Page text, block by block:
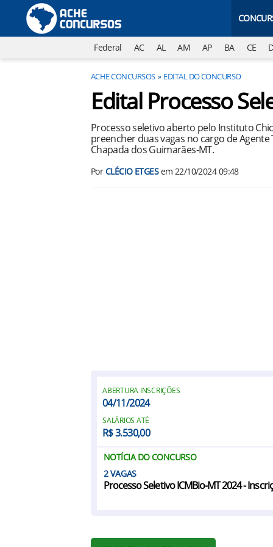
Federal AC AL AM AP BA CE
ACHE CONCURSOS EDITAL DO CONCURSO
Edital Processo
Processo seletivo aberto pelo Instituto
preencher duas vagas no cargo de
Chapada dos Guimarães-MT.
PorCLÉCIO ETGESem 22/10/2024 09:48
ABERTURA INSCRIÇÕES
04/11/2024
SALÁRIOS ATÉ
R$ 3.530,00
NOTÍCIA DO CONCURSO
2
Processo Seletivo ICMBio-MT 2024 -